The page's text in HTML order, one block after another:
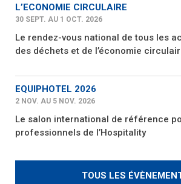
L’ECONOMIE CIRCULAIRE
30 SEPT. AU 1 OCT. 2026
Le rendez-vous national de tous les
des déchets et de l’économie
EQUIPHOTEL 2026
2 NOV. AU 5 NOV. 2026
Le salon international de référence
professionnels de l’Hospitality
TOUS LES